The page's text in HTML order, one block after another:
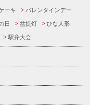
ーキ
バレンタインデー
日 盆提灯
ひな人形
駅弁大会